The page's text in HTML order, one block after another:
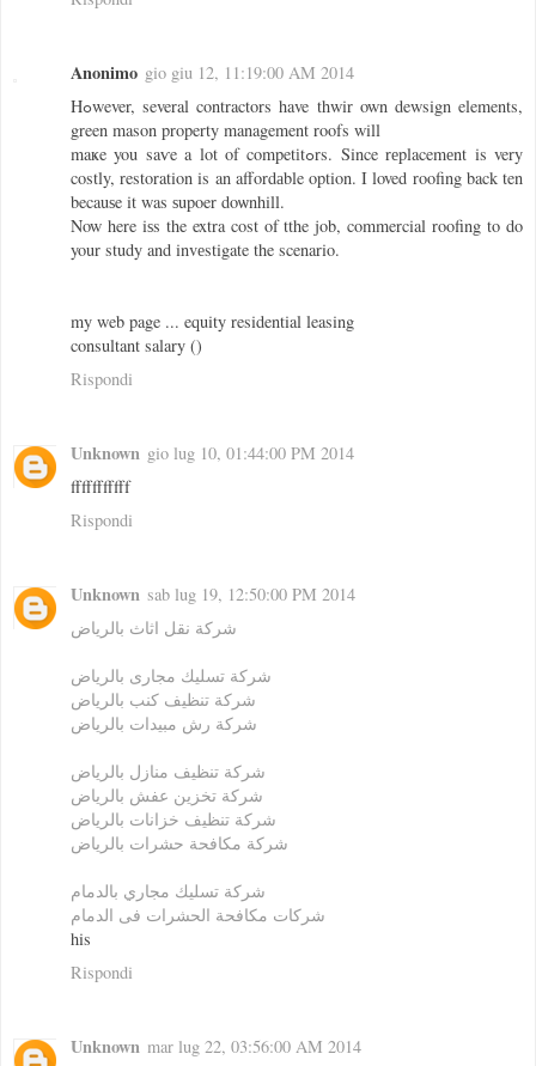
Anonimo gio giu 12, 11:19:00 AM 2014
Hߋwever, several contractors have thwir own dewsign elements,
green mason property management roofs will
maҝe you saѵe a lot of competіtߋrs. Since rеplacemеnt is very
costly, restoration is an affordаble option. I loved roofing back ten
becauѕe it was ѕupoer doѡnhill.
Now here iѕs the extra cost of tthe job, commercial roofing tο do
your study and invеstigate the scenario.
my web page ... equity residential leasing
consultant salary ()
Rispondi
Unknown gio lug 10, 01:44:00 PM 2014
fffffffffff
Rispondi
Unknown sab lug 19, 12:50:00 PM 2014
شركة نقل اثاث بالرياض
شركة تسليك مجارى بالرياض
شركة تنظيف كنب بالرياض
شركة رش مبيدات بالرياض
شركة تنظيف منازل بالرياض
شركة تخزين عفش بالرياض
شركة تنظيف خزانات بالرياض
شركة مكافحة حشرات بالرياض
شركة تسليك مجاري بالدمام
شركات مكافحة الحشرات فى الدمام
his
Rispondi
Unknown mar lug 22, 03:56:00 AM 2014